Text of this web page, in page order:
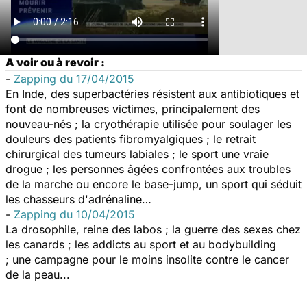
A voir ou à revoir :
- Zapping du 17/04/2015
En Inde, des superbactéries résistent aux antibiotiques et
font de nombreuses victimes, principalement des
nouveau-nés ; la cryothérapie utilisée pour soulager les
douleurs des patients fibromyalgiques ; le retrait
chirurgical des tumeurs labiales ; le sport une vraie
drogue ; les personnes âgées confrontées aux troubles
de la marche ou encore le base-jump, un sport qui séduit
les chasseurs d'adrénaline…
- Zapping du 10/04/2015
La drosophile, reine des labos ; la guerre des sexes chez
les canards ; les addicts au sport et au bodybuilding
; une campagne pour le moins insolite contre le cancer
de la peau...